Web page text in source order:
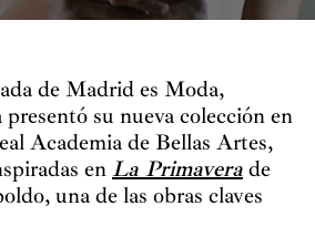
de Madrid es Moda,
su nueva colección en
Academia de Bellas Artes,
en La Primavera de
una de las obras claves